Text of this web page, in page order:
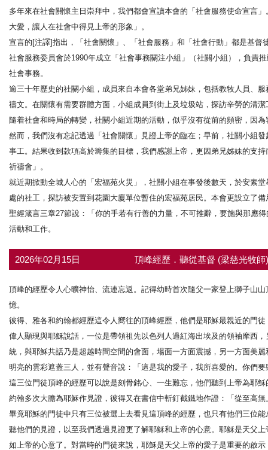
多年來在社會關懷主日崇拜中，我們都會宣讀本會的「社會服務使命宣言
大愛，讓人在社會中得見上帝的形象」。
宣言的[注譯]指出，「社會關懷」、「社會服務」和「社會行動」都是基
社會服務委員會於1990年成立「社會事務關注小組」（社關小組），負責
社會事務。
逾三十年歷史的社關小組，成員來自本會各堂弟兄姊妹，包括教牧人員、
禱文。在關懷有需要群體方面，小組成員到街上及垃圾站，探訪辛勞的清
隨着社會和時局的轉變，社關小組近期的活動，似乎沒有從前的頻密，因
然而，我們沒有忘記透過「社會關懷」見證上帝的臨在；早前，社關小組
事工。結果收到款項高於籌集的目標，我們感謝上帝，更因弟兄姊妹的支
祈禱會」。
就近期掀動全城人心的「宏福苑火災」，社關小組在事發後數天，於安素
處的社工，探訪被安置到花園大廈單位暫住的宏福苑居民。本會更設立了
聖經箴言三章27節說：「你的手若有行善的力量，不可推辭，要施與那應
活動和工作。
2026年02月15日 頂峰經歷．聽從基督 (梁慈光牧
頂峰的經歷令人心曠神怡、流連忘返。記得幼時首次隨父一家登上獅子山
憶。
彼得、雅各和約翰都經歷這令人嚮往的頂峰經歷，他們是耶穌最親近的門
偉人顯現與耶穌說話，一位是帶領祖先以色列人過紅海出埃及的領袖摩西
統，與耶穌共話乃是超越時間空間的會面，場面一方面震撼，另一方面美
明亮的雲彩遮蓋三人，並有聲音說：「這是我的愛子，我所喜愛的。你們
這三位門徒頂峰的經歷可以說是刻骨銘心、一生難忘，他們聽到上帝為耶
約翰多次大膽為耶穌作見證，彼得又在書信中斬釘截鐵地作證：「從至高
畢竟耶穌的門徒中只有三位被選上去看見這頂峰的經歷，也只有他們三位
聽他們的見證，以至我們透過見證更了解耶穌和上帝的心意。耶穌是天父
如上帝的心意了。對當時的門徒來說，耶穌是天父上帝的愛子是重要的啟